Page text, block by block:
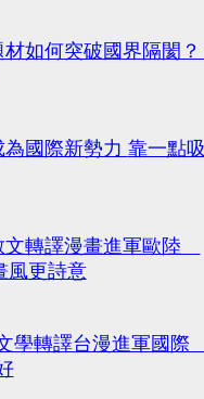
何突破國界隔閡？ 傳達
力 靠一點吸引歐洲
文轉譯漫畫進軍歐陸
風更詩意
學轉譯台漫進軍國